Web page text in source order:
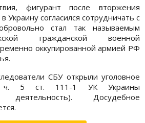
фигурант после вторжения
согласился сотрудничать с
стал так называемым
гражданской военной
оккупированной армией РФ
СБУ открыли уголовное
ч. 5 ст. 111-1 УК Украины
деятельность). Досудебное